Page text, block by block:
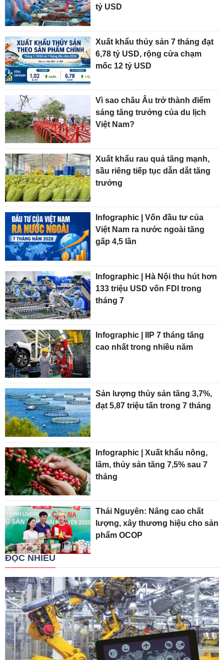
tỷ USD
Xuất khẩu thủy sản 7 tháng đạt
6,78 tỷ USD, rộng cửa chạm
mốc 12 tỷ USD
Vì sao châu Âu trở thành điểm
sáng tăng trưởng của du lịch
Việt Nam?
Xuất khẩu rau quả tăng mạnh,
sầu riêng tiếp tục dẫn dắt tăng
trưởng
Infographic | Vốn đầu tư của
Việt Nam ra nước ngoài tăng
gấp 4,5 lần
Infographic | Hà Nội thu hút hơn
133 triệu USD vốn FDI trong
tháng 7
Infographic | IIP 7 tháng tăng
cao nhất trong nhiều năm
Sản lượng thủy sản tăng 3,7%,
đạt 5,87 triệu tấn trong 7 tháng
Infographic | Xuất khẩu nông,
lâm, thủy sản tăng 7,5% sau 7
tháng
Thái Nguyên: Nâng cao chất
lượng, xây thương hiệu cho sản
phẩm OCOP
ĐỌC NHIỀU